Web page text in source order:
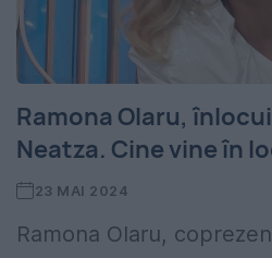
Ramona Olaru,
Neatza. Cine vine în
23 MAI 2024
Ramona Olaru,